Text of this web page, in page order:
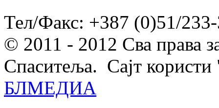
Тел/Факс: +387 (0)51/
© 2011 - 2012 Сва права
Спаситеља. Сајт
БЛМЕДИА